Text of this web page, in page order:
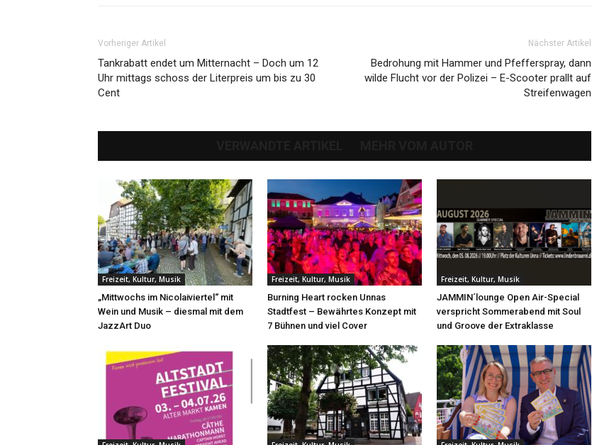
Vorheriger Artikel
Tankrabatt endet um Mitternacht – Doch um 12
Uhr mittags schoss der Literpreis um bis zu 30
Cent
Nächster Artikel
Bedrohung mit Hammer und Pfefferspray, dann
wilde Flucht vor der Polizei – E-Scooter prallt auf
Streifenwagen
Freizeit, Kultur, Musik
„Mittwochs im Nicolaiviertel“ mit
Wein und Musik – diesmal mit dem
JazzArt Duo
Freizeit, Kultur, Musik
Burning Heart rocken Unnas
Stadtfest – Bewährtes Konzept mit
7 Bühnen und viel Cover
Freizeit, Kultur, Musik
JAMMIN´lounge Open Air-Special
verspricht Sommerabend mit Soul
und Groove der Extraklasse